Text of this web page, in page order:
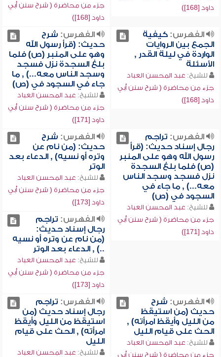
داود [168])
جزء من محاضرة ( شرح سنن أبي
داود [168])
الفهرس:كيفية
الجمع بين الروايات
الواردة في ليلة القدر ,
الأسئلة
للشيخ: عبد المحسن العباد
جزء من محاضرة ( شرح سنن أبي
داود [168])
الفهرس: شرح
حديث: (قرأ رسول الله
وهو على المنبر (ص) فلما
بلغ السجدة نزل فسجد
وسجد الناس معه...) , ما
جاء في السجود في (ص)
للشيخ: عبد المحسن العباد
جزء من محاضرة ( شرح سنن أبي
داود [171])
الفهرس: تراجم
رجال إسناد حديث: (قرأ
رسول الله وهو على المنبر
(ص) فلما بلغ السجدة
نزل فسجد وسجد الناس
معه...) , ما جاء في
السجود في (ص)
للشيخ: عبد المحسن العباد
جزء من محاضرة ( شرح سنن أبي
داود [171])
الفهرس: شرح
حديث: (من نام عن
وتره أو نسيه) , الدعاء بعد
الوتر
للشيخ: عبد المحسن العباد
جزء من محاضرة ( شرح سنن أبي
داود [173])
الفهرس: تراجم
رجال إسناد حديث:
(من نام عن وتره أو نسيه
..) , الدعاء بعد الوتر
للشيخ: عبد المحسن العباد
جزء من محاضرة ( شرح سنن أبي
داود [173])
الفهرس: شرح
حديث (من استيقظ
من الليل وأيقظ امرأته) ,
الحث على قيام الليل
للشيخ: عبد المحسن العباد
جزء من محاضرة ( شرح سنن أبي
الفهرس: تراجم
رجال إسناد حديث (من
استيقظ من الليل وأيقظ
امرأته) , الحث على قيام
الليل
للشيخ: عبد المحسن العباد